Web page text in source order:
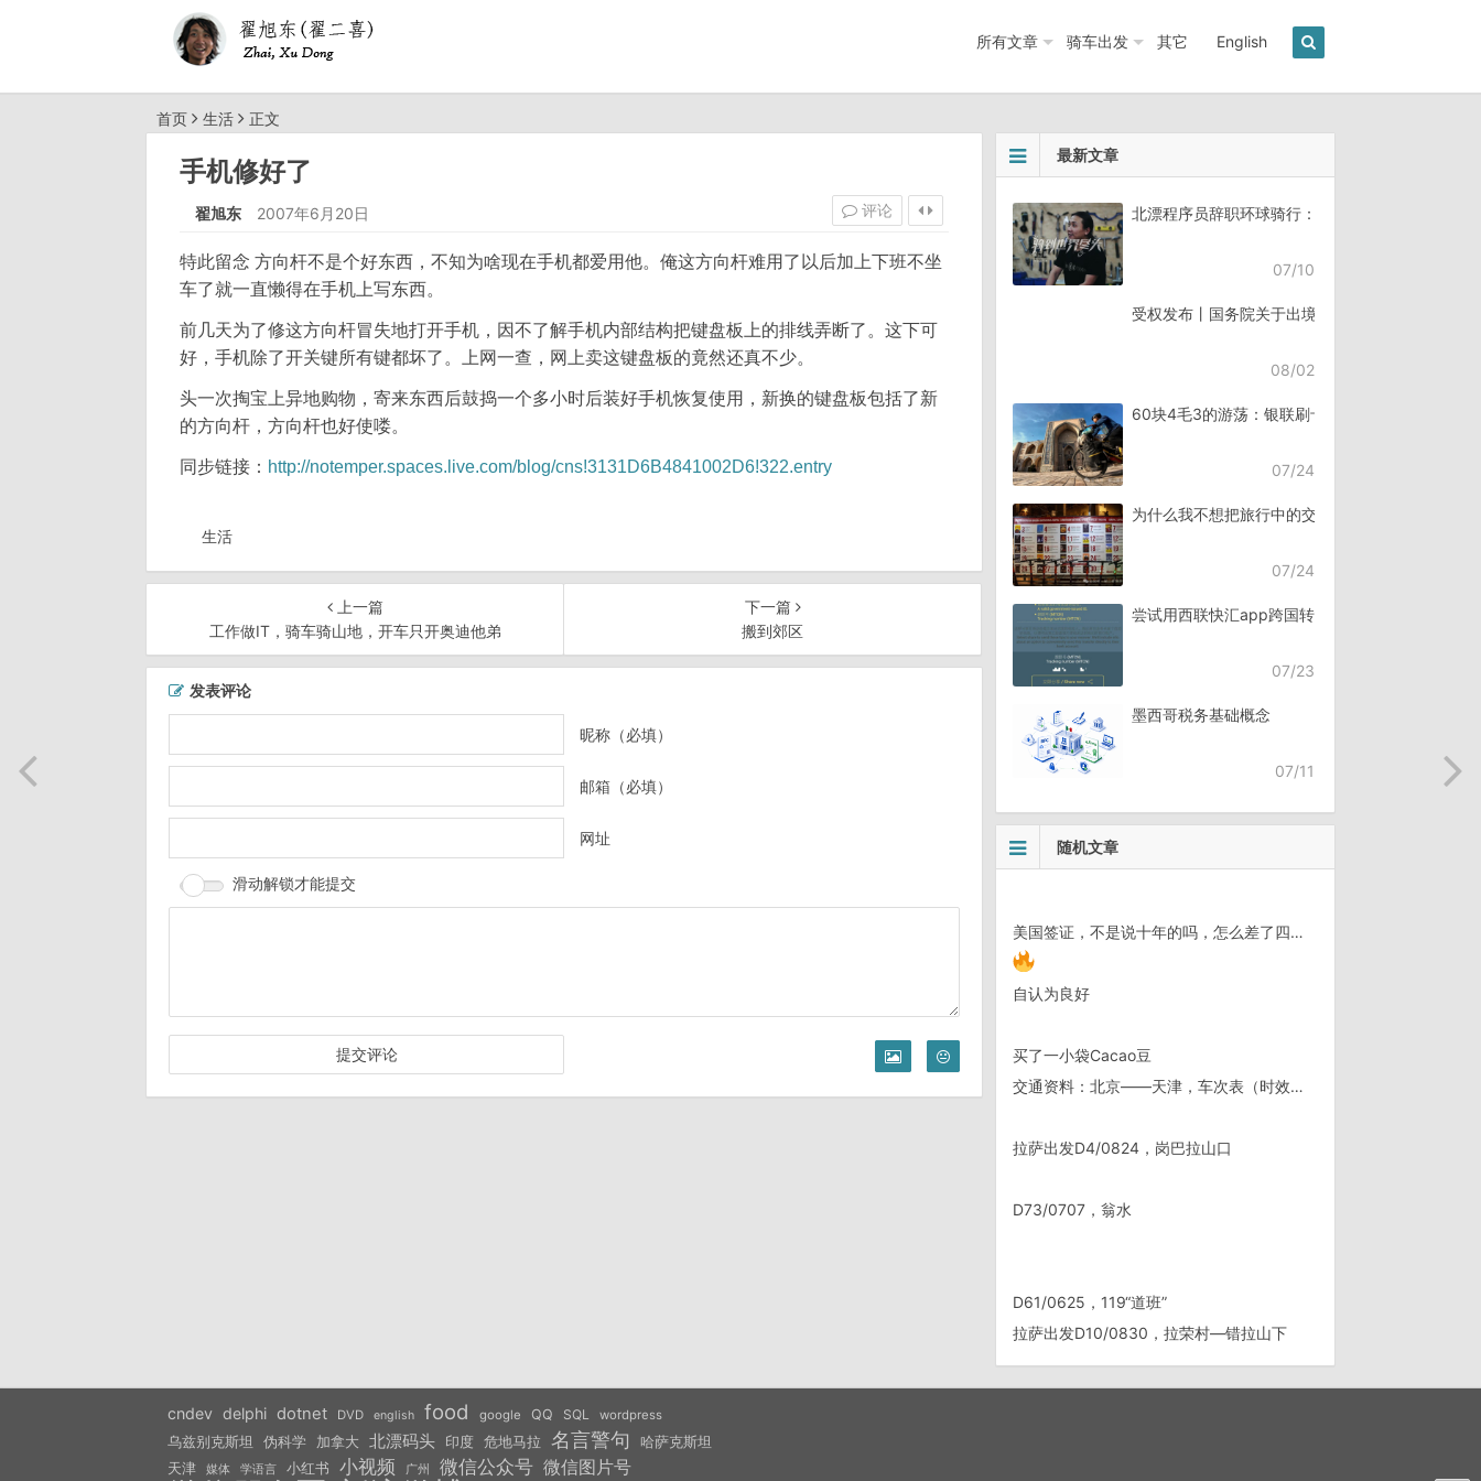
所有文章 骑车出发 其它 English
首页 生活 正文
手机修好了
翟旭东 2007年6月20日 评论
特此留念 方向杆不是个好东西，不知为啥现在手机都爱用他。俺这方向杆难用了以后加上下班不坐
车了就一直懒得在手机上写东西。
前几天为了修这方向杆冒失地打开手机，因不了解手机内部结构把键盘板上的排线弄断了。这下可
好，手机除了开关键所有键都坏了。上网一查，网上卖这键盘板的竟然还真不少。
头一次掏宝上异地购物，寄来东西后鼓捣一个多小时后装好手机恢复使用，新换的键盘板包括了新
的方向杆，方向杆也好使喽。
同步链接： http://notemper.spaces.live.com/blog/cns!3131D6B4841002D6!322.entry
生活
上一篇
工作做IT，骑车骑山地，开车只开奥迪他弟
下一篇
搬到郊区
发表评论
昵称（必填）
邮箱（必填）
网址
滑动解锁才能提交
最新文章
北漂程序员辞职环球骑行：7年骑行45个国家《骑
07/10
受权发布丨国务院关于出境入境管理的规定
08/02
60块4毛3的游荡：银联刷卡失败，却扣了钱
07/24
为什么我不想把旅行中的交流，全都交给AI？
07/24
尝试用西联快汇app跨国转账
07/23
墨西哥税务基础概念
07/11
随机文章
美国签证，不是说十年的吗，怎么差了四天，差评
自认为良好
买了一小袋Cacao豆
交通资料：北京——天津，车次表（时效变动）
拉萨出发D4/0824，岗巴拉山口
D73/0707，翁水
D61/0625，119“道班”
拉萨出发D10/0830，拉荣村—错拉山下
cndev delphi dotnet DVD english food google QQ SQL wordpress
乌兹别克斯坦 伪科学 加拿大 北漂码头 印度 危地马拉 名言警句 哈萨克斯坦
天津 媒体 学语言 小红书 小视频 广州 微信公众号 微信图片号